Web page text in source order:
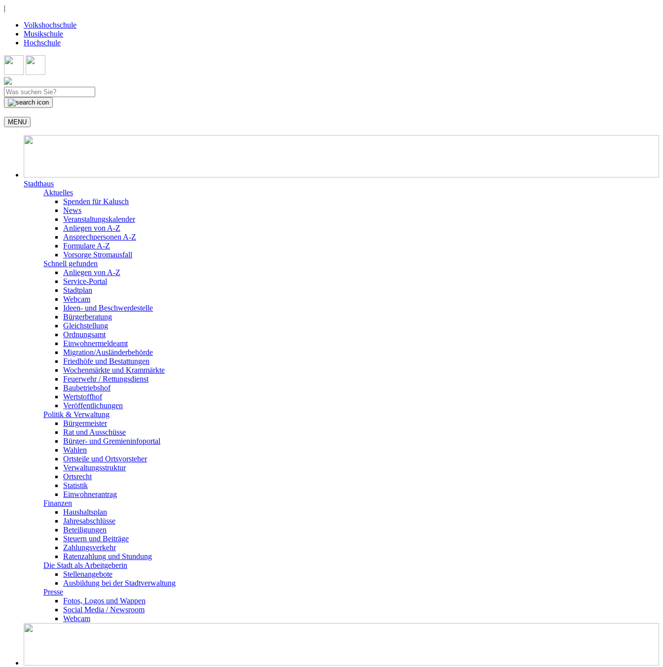
|
Volkshochschule
Musikschule
Hochschule
MENU
Stadthaus
Aktuelles
Spenden für Kalusch
News
Veranstaltungskalender
Anliegen von A-Z
Ansprechpersonen A-Z
Formulare A-Z
Vorsorge Stromausfall
Schnell gefunden
Anliegen von A-Z
Service-Portal
Stadtplan
Webcam
Ideen- und Beschwerdestelle
Bürgerberatung
Gleichstellung
Ordnungsamt
Einwohnermeldeamt
Migration/Ausländerbehörde
Friedhöfe und Bestattungen
Wochenmärkte und Krammärkte
Feuerwehr / Rettungsdienst
Baubetriebshof
Wertstoffhof
Veröffentlichungen
Politik & Verwaltung
Bürgermeister
Rat und Ausschüsse
Bürger- und Gremieninfoportal
Wahlen
Ortsteile und Ortsvorsteher
Verwaltungsstruktur
Ortsrecht
Statistik
Einwohnerantrag
Finanzen
Haushaltsplan
Jahresabschlüsse
Beteiligungen
Steuern und Beiträge
Zahlungsverkehr
Ratenzahlung und Stundung
Die Stadt als Arbeitgeberin
Stellenangebote
Ausbildung bei der Stadtverwaltung
Presse
Fotos, Logos und Wappen
Social Media / Newsroom
Webcam